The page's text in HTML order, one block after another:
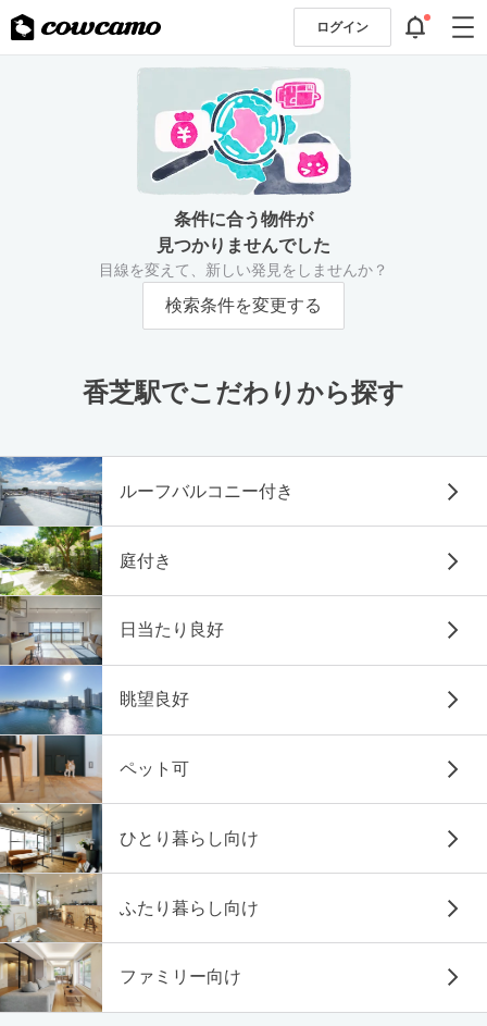
ログイン
条件に合う物件が
見つかりませんでした
目線を変えて、新しい発見をしませんか？
検索条件を変更する
香芝駅でこだわりから探す
ルーフバルコニー付き
庭付き
日当たり良好
眺望良好
ペット可
ひとり暮らし向け
ふたり暮らし向け
ファミリー向け